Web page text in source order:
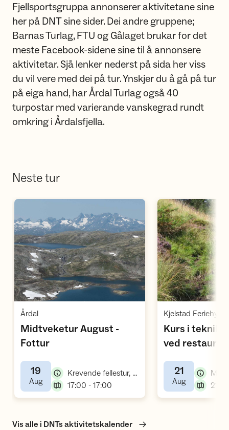
Fjellsportsgruppa annonserer aktivitetane sine
her på DNT sine sider. Dei andre gruppene;
Barnas Turlag, FTU og Gålaget brukar for det
meste Facebook-sidene sine til å annonsere
aktivitetar. Sjå lenker nederst på sida her viss
du vil vere med dei på tur. Ynskjer du å gå på tur
på eiga hand, har Årdal Turlag også 40
turpostar med varierande vanskegrad rundt
omkring i Årdalsfjella.
Neste tur
Åpne aktivitet
Årdal,
Midtveketur August -
Fottur,
19
Aug,
Krevende fellestur, fottur
17:00 - 17:00
Kurs i
ved
vandresti
21
Aug,
Vis alle i DNTs aktivitetskalender